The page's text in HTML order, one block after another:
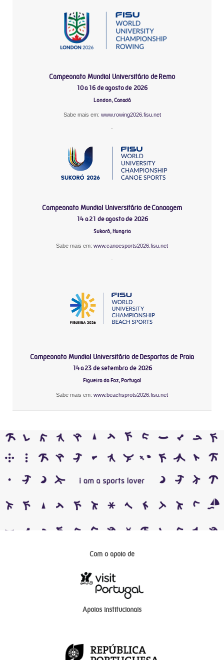
Campeonato Mundial Universitário de Remo
10 a 16 de agosto de 2026
London, Canadá
Sabe mais em: www.rowing2026.fisu.net
-
Campeonato Mundial Universitário de Canoagem
14 a 21 de agosto de 2026
Sukoró, Hungria
Sabe mais em: www.canoesports2026.fisu.net
-
Campeonato Mundial Universitário de Desportos de Praia
14 a 23 de setembro de 2026
Figueira da Foz, Portugal
Sabe mais em: www.beachsprots2026.fisu.net
Com o apoio de
Apoios institucionais